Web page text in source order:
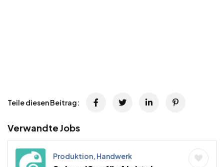
Teile diesen Beitrag:
Verwandte Jobs
Produktion, Handwerk